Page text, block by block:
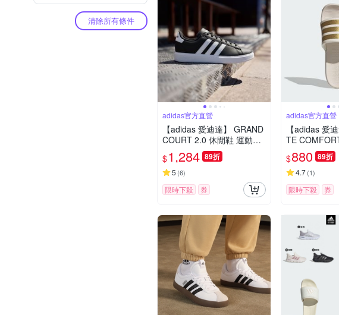
清除所有條件
adidas官方直營
【adidas 愛迪達】 GRAND
COURT 2.0 休閒鞋 運動休
閒鞋 男鞋/女鞋 GW9196
$1,284 89折
5 (6)
限時下殺 券
adidas官方直營
【adidas 愛
TE
鞋 涼拖鞋 女
$880 89折
4.7(1)
限時下殺 券